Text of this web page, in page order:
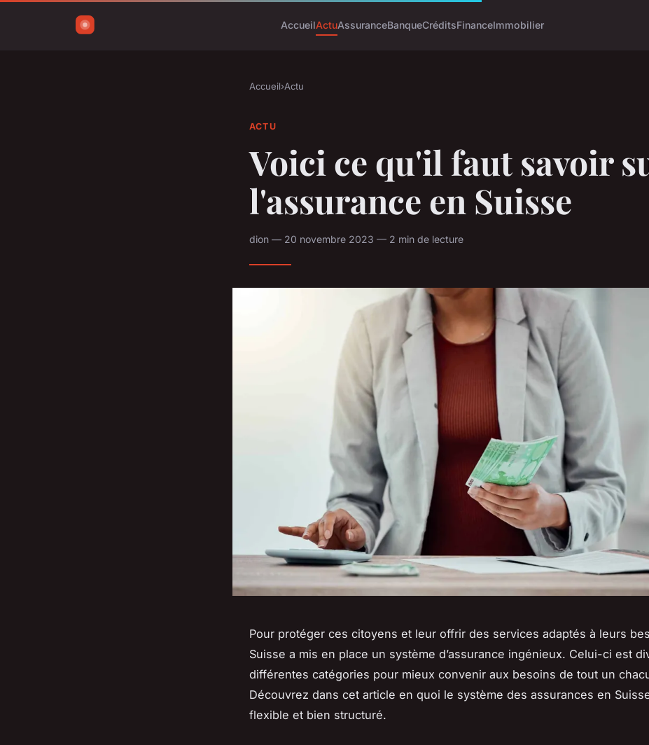
AccueilActuAssuranceBanqueCréditsFinanceImmobilier
Accueil›Actu
ACTU
Voici ce qu'il faut savoir
l'assurance en Suisse
dion — 20 novembre 2023 — 2 min de lecture
Pour protéger ces citoyens et leur offrir des services adaptés à leurs
Suisse a mis en place un système d’assurance ingénieux. Celui-ci est
différentes catégories pour mieux convenir aux besoins de tout un
Découvrez dans cet article en quoi le système des assurances en
flexible et bien structuré.